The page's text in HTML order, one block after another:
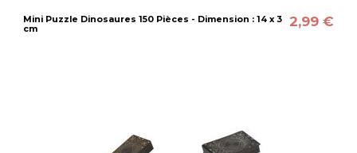
Mini Puzzle Dinosaures 150 Pièces - Dimension : 14 x 3
cm
2,99 €